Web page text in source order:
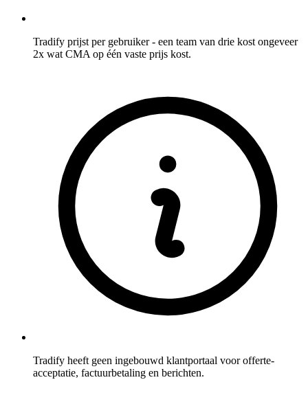
Tradify prijst per gebruiker - een team van drie kost ongeveer
2x wat CMA op één vaste prijs kost.
Tradify heeft geen ingebouwd klantportaal voor offerte-
acceptatie, factuurbetaling en berichten.